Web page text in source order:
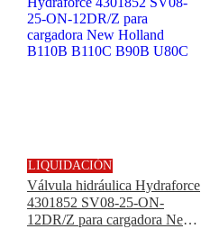
LIQUIDACIÓN
Válvula hidráulica Hydraforce
4301852 SV08-25-ON-
12DR/Z para cargadora New